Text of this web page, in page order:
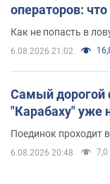
операторов:
Как не попасть в
6.08.2026 21:02
Самый дорогой
"Карабаху" уже
Поединок проходит
6.08.2026 20:48 7,0